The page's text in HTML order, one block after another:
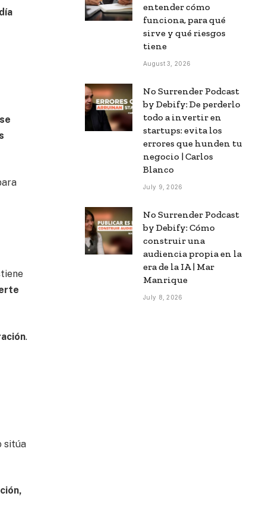
.
sitúa
entender cómo
funciona, para qué
sirve y qué riesgos
tiene
August 3, 2026
No Surrender Podcast
by Debify: De perderlo
todo a invertir en
startups: evita los
errores que hunden tu
negocio | Carlos
Blanco
July 9, 2026
No Surrender Podcast
by Debify: Cómo
construir una
audiencia propia en la
era de la IA | Mar
Manrique
July 8, 2026